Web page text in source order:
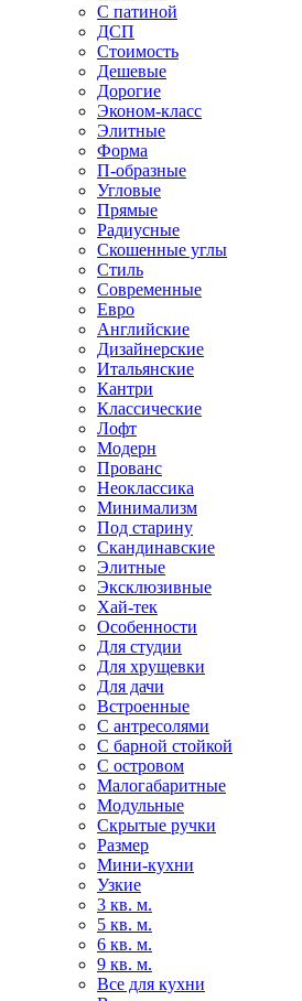
С патиной
ДСП
Стоимость
Дешевые
Дорогие
Эконом-класс
Элитные
Форма
П-образные
Угловые
Прямые
Радиусные
Скошенные углы
Стиль
Современные
Евро
Английские
Дизайнерские
Итальянские
Кантри
Классические
Лофт
Модерн
Прованс
Неоклассика
Минимализм
Под старину
Скандинавские
Элитные
Эксклюзивные
Хай-тек
Особенности
Для студии
Для хрущевки
Для дачи
Встроенные
С антресолями
С барной стойкой
С островом
Малогабаритные
Модульные
Скрытые ручки
Размер
Мини-кухни
Узкие
3 кв. м.
5 кв. м.
6 кв. м.
9 кв. м.
Все для кухни